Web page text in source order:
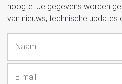
hoogte. Je gegevens worden
van nieuws, technische updates